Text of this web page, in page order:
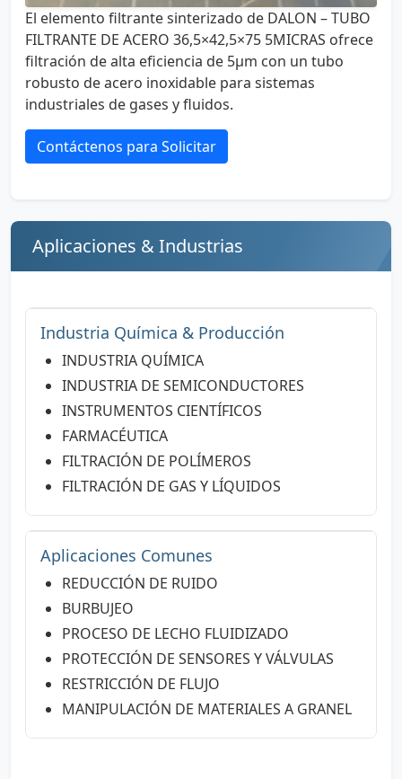
El elemento filtrante sinterizado de DALON – TUBO
FILTRANTE DE ACERO 36,5×42,5×75 5MICRAS ofrece
filtración de alta eficiencia de 5µm con un tubo
robusto de acero inoxidable para sistemas
industriales de gases y fluidos.
Contáctenos para Solicitar
Aplicaciones & Industrias
Industria Química & Producción
INDUSTRIA QUÍMICA
INDUSTRIA DE SEMICONDUCTORES
INSTRUMENTOS CIENTÍFICOS
FARMACÉUTICA
FILTRACIÓN DE POLÍMEROS
FILTRACIÓN DE GAS Y LÍQUIDOS
Aplicaciones Comunes
REDUCCIÓN DE RUIDO
BURBUJEO
PROCESO DE LECHO FLUIDIZADO
PROTECCIÓN DE SENSORES Y VÁLVULAS
RESTRICCIÓN DE FLUJO
MANIPULACIÓN DE MATERIALES A GRANEL